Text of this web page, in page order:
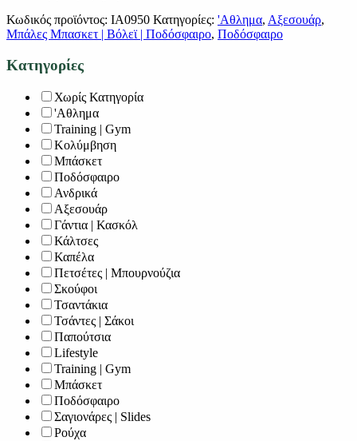
Κωδικός προϊόντος: IA0950 Κατηγορίες: 'Αθλημα, Αξεσουάρ,
Μπάλες Μπασκετ | Βόλεϊ | Ποδόσφαιρο, Ποδόσφαιρο
Κατηγορίες
Χωρίς Κατηγορία
'Αθλημα
Training | Gym
Κολύμβηση
Μπάσκετ
Ποδόσφαιρο
Ανδρικά
Αξεσουάρ
Γάντια | Κασκόλ
Κάλτσες
Καπέλα
Πετσέτες | Μπουρνούζια
Σκούφοι
Τσαντάκια
Τσάντες | Σάκοι
Παπούτσια
Lifestyle
Training | Gym
Μπάσκετ
Ποδόσφαιρο
Σαγιονάρες | Slides
Ρούχα